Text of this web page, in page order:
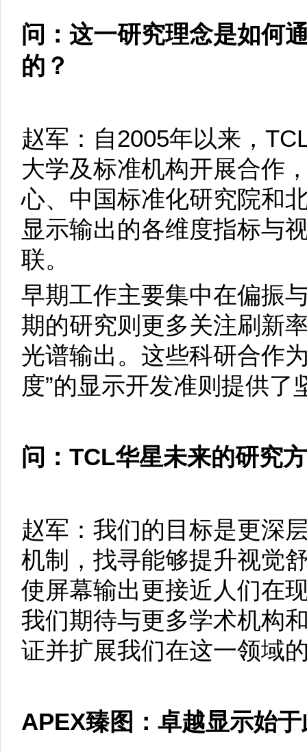
问：这一研究理念是如何
的？
赵军：自2005年以来，
大学及标准机构开展合作
心、中国标准化研究院和
显示输出的各维度指标与
联。
早期工作主要集中在偏振
期的研究则更多关注刷新
光谱输出。这些科研合作
度”的显示开发准则提供了
问：TCL华星未来的研究
赵军：我们的目标是更深
机制，找寻能够提升视觉
使屏幕输出更接近人们在
我们期待与更多学术机构
证并扩展我们在这一领域
APEX臻图：卓越显示始于